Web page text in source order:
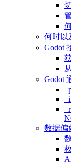
何时以
Godot
Godot
数据偏